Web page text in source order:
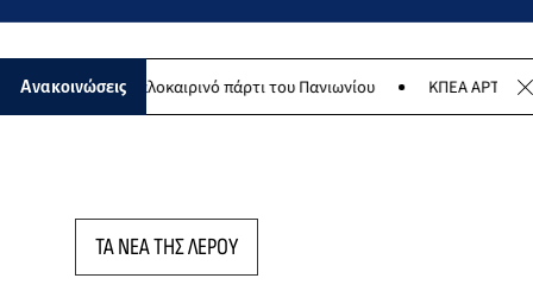
Ανακοινώσεις
το καλοκαιρινό πάρτι του Πανιωνίου ΚΠΕΑ ΑΡΤΕΜΙΣ: Το
ΤΑ ΝΕΑ ΤΗΣ ΛΕΡΟΥ